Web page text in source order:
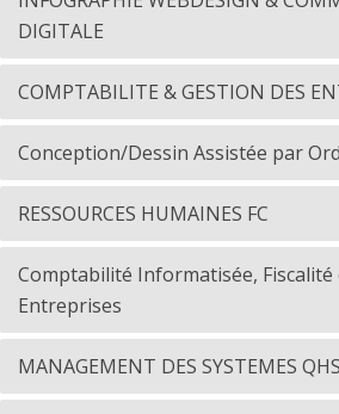
DIGITALE
COMPTABILITE & GESTION DES
Conception/Dessin Assistée par
RESSOURCES HUMAINES FC
Comptabilité Informatisée, Fiscalité
Entreprises
MANAGEMENT DES SYSTEMES